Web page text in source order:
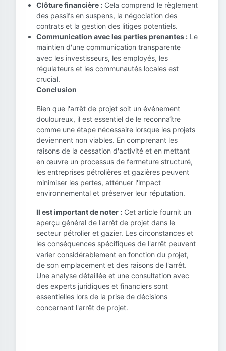
Clôture financière : Cela comprend le règlement
des passifs en suspens, la négociation des
contrats et la gestion des litiges potentiels.
Communication avec les parties prenantes : Le
maintien d'une communication transparente
avec les investisseurs, les employés, les
régulateurs et les communautés locales est
crucial.
Conclusion
Bien que l'arrêt de projet soit un événement
douloureux, il est essentiel de le reconnaître
comme une étape nécessaire lorsque les projets
deviennent non viables. En comprenant les
raisons de la cessation d'activité et en mettant
en œuvre un processus de fermeture structuré,
les entreprises pétrolières et gazières peuvent
minimiser les pertes, atténuer l'impact
environnemental et préserver leur réputation.
Il est important de noter : Cet article fournit un
aperçu général de l'arrêt de projet dans le
secteur pétrolier et gazier. Les circonstances et
les conséquences spécifiques de l'arrêt peuvent
varier considérablement en fonction du projet,
de son emplacement et des raisons de l'arrêt.
Une analyse détaillée et une consultation avec
des experts juridiques et financiers sont
essentielles lors de la prise de décisions
concernant l'arrêt de projet.